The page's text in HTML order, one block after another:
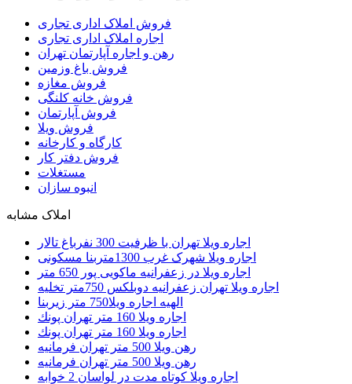
فروش املاک اداری تجاری
اجاره املاک اداری تجاری
رهن و اجاره آپارتمان تهران
فروش باغ وزمین
فروش مغازه
فروش خانه کلنگی
فروش آپارتمان
فروش ویلا
کارگاه و کارخانه
فروش دفتر کار
مستغلات
انبوه سازان
املاک مشابه
اجاره ویلا تهران با ظرفیت 300 نفرباغ تالار
اجاره ویلا شهرک غرب 1300متربنا مسکونی
اجاره ویلا در زعفرانیه ماکویی پور 650 متر
اجاره ویلا تهران زعفرانیه دوبلکس 750متر تخلیه
الهیه اجاره ویلا750 متر زیربنا
اجاره ويلا 160 متر تهران پونك
اجاره ويلا 160 متر تهران پونك
رهن ويلا 500 متر تهران فرمانيه
رهن ويلا 500 متر تهران فرمانيه
اجاره ویلا کوتاه مدت در لواسان 2 خوابه